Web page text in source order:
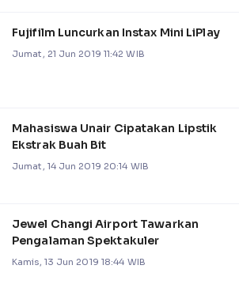
Fujifilm Luncurkan Instax Mini LiPlay
Jumat, 21 Jun 2019 11:42 WIB
Mahasiswa Unair Cipatakan Lipstik
Ekstrak Buah Bit
Jumat, 14 Jun 2019 20:14 WIB
Jewel Changi Airport Tawarkan
Pengalaman Spektakuler
Kamis, 13 Jun 2019 18:44 WIB